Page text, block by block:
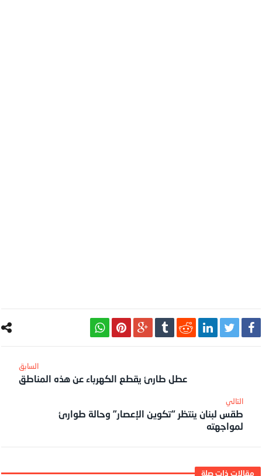
عطل طارئ يقطع الكهرباء عن هذه المناطق
‎التالي
طقس لبنان ينتظر “تكوين الإعصار” وحالة طوارئ
لمواجهته